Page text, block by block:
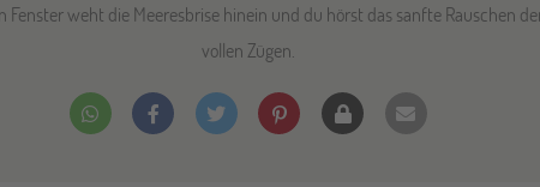
weht die Meeresbrise hinein und du hörst das sanfte Rauschen
vollen Zügen.